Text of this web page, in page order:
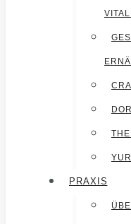
PRAXIS